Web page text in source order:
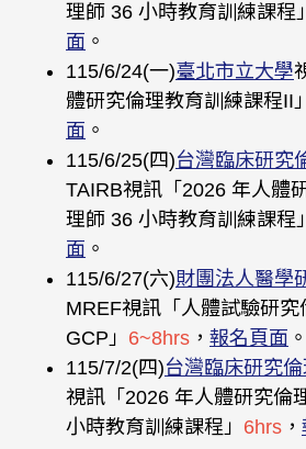
理師 36 小時教育訓練課程」
面 。
115/6/24(一)臺北市立大學
體研究倫理教育訓練課程II」
面 。
115/6/25(四)台灣臨床研究
TAIRB視訊「2026 年人體
理師 36 小時教育訓練課程」
面 。
115/6/27(六)財團法人醫學
MREF視訊「人體試驗研究
GCP」 6~8hrs ， 報名頁面 。
115/7/2(四)台灣臨床研究
視訊「2026 年人體研究倫
小時教育訓練課程」 6hrs ，